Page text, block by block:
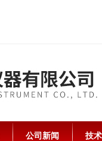
公司新闻 技